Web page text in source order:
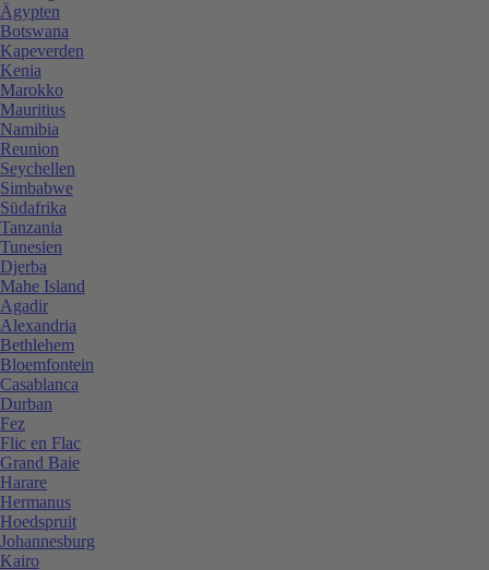
Ägypten
Botswana
Kapeverden
Kenia
Marokko
Mauritius
Namibia
Reunion
Seychellen
Simbabwe
Südafrika
Tanzania
Tunesien
Djerba
Mahe Island
Agadir
Alexandria
Bethlehem
Bloemfontein
Casablanca
Durban
Fez
Flic en Flac
Grand Baie
Harare
Hermanus
Hoedspruit
Johannesburg
Kairo